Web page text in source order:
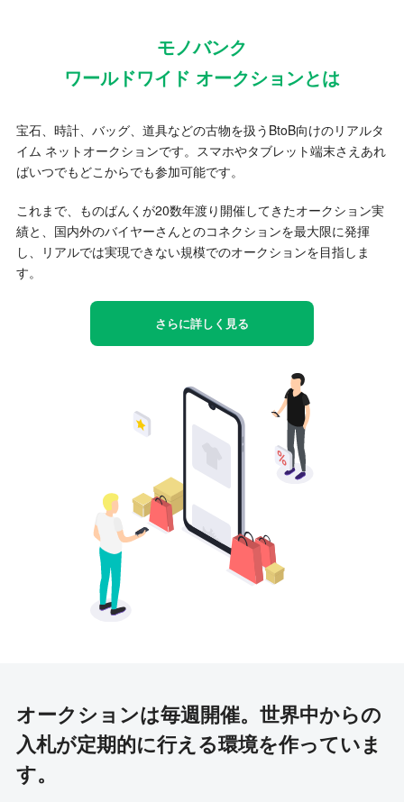
モノバンク
ワールドワイド オークションとは
宝石、時計、バッグ、道具などの古物を扱うBtoB向けのリアルタ
イム ネットオークションです。スマホやタブレット端末さえあれ
ばいつでもどこからでも参加可能です。
これまで、ものばんくが20数年渡り開催してきたオークション実
績と、国内外のバイヤーさんとのコネクションを最大限に発揮
し、リアルでは実現できない規模でのオークションを目指しま
す。
さらに詳しく見る
オークションは毎週開催。 世界中からの
入札が定期的に行える環境を作っていま
す。